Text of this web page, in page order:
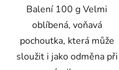
hvězdiček.
Balení 100 g Velmi
oblíbená, voňavá
pochoutka, která může
sloužit i jako odměna při